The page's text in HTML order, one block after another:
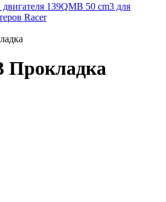
139QMB 50 cm3 для
Racer
Прокладка